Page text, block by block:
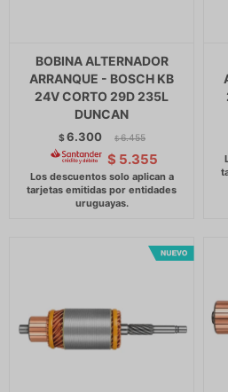
BOBINA ALTERNADOR
ARRANQUE - BOSCH KB
24V CORTO 29D 235L
DUNCAN
$6.300 $ 6.455
$ 5.355